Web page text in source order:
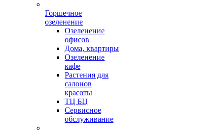
Горшечное
озеленение
Озеленение
офисов
Дома, квартиры
Озеленение
кафе
Растения для
салонов
красоты
ТЦ БЦ
Сервисное
обслуживание